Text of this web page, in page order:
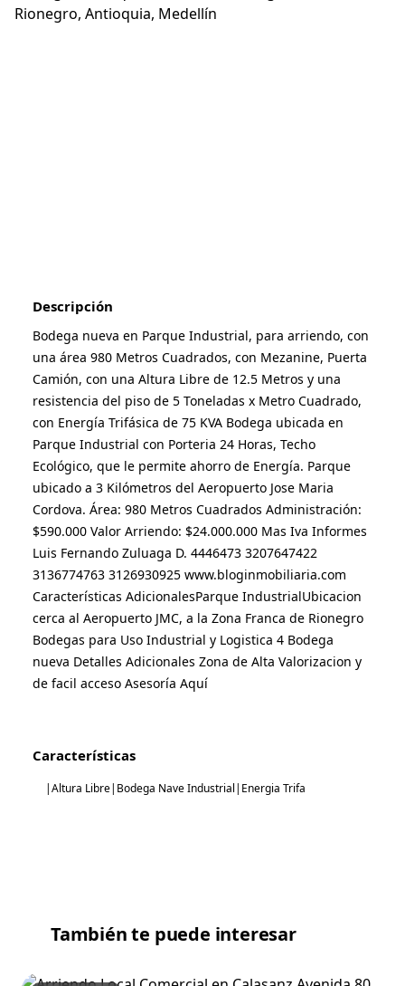
Descripción
Bodega nueva en Parque Industrial, para arriendo, con
una área 980 Metros Cuadrados, con Mezanine, Puerta
Camión, con una Altura Libre de 12.5 Metros y una
resistencia del piso de 5 Toneladas x Metro Cuadrado,
con Energía Trifásica de 75 KVA Bodega ubicada en
Parque Industrial con Porteria 24 Horas, Techo
Ecológico, que le permite ahorro de Energía. Parque
ubicado a 3 Kilómetros del Aeropuerto Jose Maria
Cordova. Área: 980 Metros Cuadrados Administración:
$590.000 Valor Arriendo: $24.000.000 Mas Iva Informes
Luis Fernando Zuluaga D. 4446473 3207647422
3136774763 3126930925 www.bloginmobiliaria.com
Características AdicionalesParque IndustrialUbicacion
cerca al Aeropuerto JMC, a la Zona Franca de Rionegro
Bodegas para Uso Industrial y Logistica 4 Bodega
nueva Detalles Adicionales Zona de Alta Valorizacion y
de facil acceso Asesoría Aquí
Características
|Altura Libre|Bodega Nave Industrial|Energia Trifa
También te puede interesar